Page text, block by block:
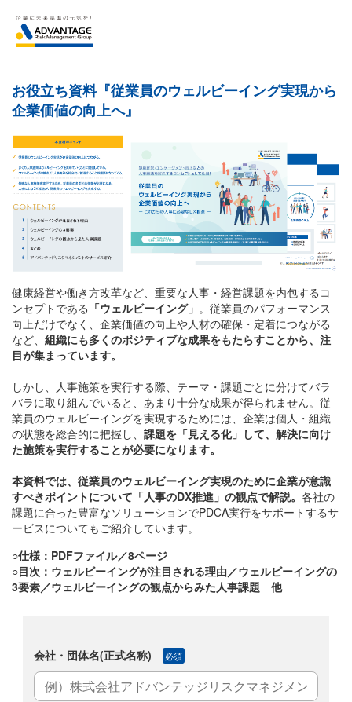
お役立ち資料『従業員のウェルビーイング実現から
企業価値の向上へ』
健康経営や働き方改革など、重要な人事・経営課題を内包するコ
ンセプトである 「ウェルビーイング」 。従業員のパフォーマンス
向上だけでなく、企業価値の向上や人材の確保・定着につながる
など、 組織にも多くのポジティブな成果をもたらすことから、注
目が集まっています。
しかし、人事施策を実行する際、テーマ・課題ごとに分けてバラ
バラに取り組んでいると、あまり十分な成果が得られません。従
業員のウェルビーイングを実現するためには、企業は個人・組織
の状態を総合的に把握し、 課題を「見える化」して、解決に向け
た施策を実行することが必要になります。
本資料では、従業員のウェルビーイング実現のために企業が意識
すべきポイントについて「人事のDX推進」の観点で解説。 各社の
課題に合った豊富なソリューションでPDCA実行をサポートするサ
ービスについてもご紹介しています。
○仕様：PDFファイル／8ページ
○目次：ウェルビーイングが注目される理由／ウェルビーイングの
3要素／ウェルビーイングの観点からみた人事課題 他
会社・団体名(正式名称) 必須